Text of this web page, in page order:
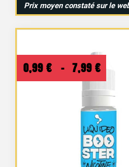
Prix moyen constaté sur le
0,99 € – 7,99 € Plage
de
prix :
0,99 €
à
7,99 €